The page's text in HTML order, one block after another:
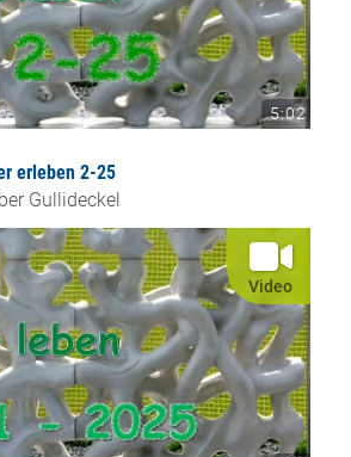
5:02
erleben 2-25
Gullideckel
Video